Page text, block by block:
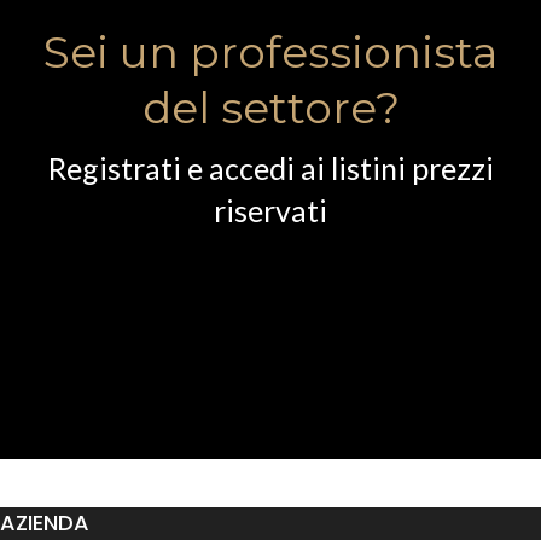
Sei un professionista
del settore?
Registrati e accedi ai listini prezzi
riservati
AZIENDA